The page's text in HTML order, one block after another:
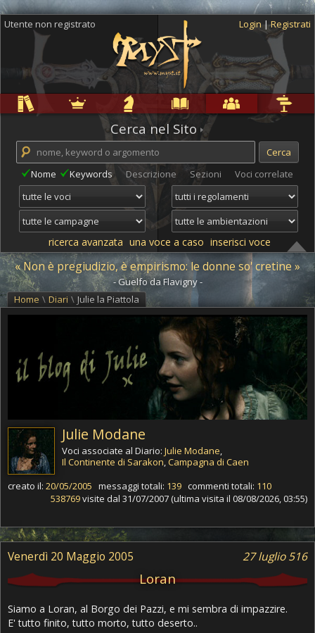
Utente non registrato Login |Registrati
Cerca nel Sito
Nome Keywords Descrizione Sezioni Voci correlate
ricerca avanzata una voce a caso inserisci voce
« Non è pregiudizio, è empirismo: le donne so' cretine »
- Guelfo da Flavigny -
Home \ Diari \ Julie la Piattola
Julie Modane
Voci associate al Diario: Julie Modane,
Il Continente di Sarakon,Campagna di Caen
creato il: 20/05/2005 messaggi totali: 139 commenti totali: 110
538769visite dal 31/07/2007 (ultima visita il 08/08/2026, 03:55)
27 luglio 516
Venerdì 20 Maggio 2005
Loran
Siamo a Loran, al Borgo dei Pazzi, e mi sembra di impazzire.
E' tutto finito, tutto morto, tutto deserto..